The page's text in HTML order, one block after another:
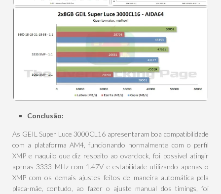
Conclusão:
As GEIL Super Luce 3000CL16 apresentaram boa compatibilidade
com a plataforma AM4, funcionando normalmente com o perfil
XMP e naquilo que diz respeito ao overclock, foi possível atingir
apenas 3333 MHz com 1.47V e estabilidade utilizando apenas o
XMP com os demais ajustes feitos de maneira automática pela
placa-mãe, contudo, ao fazer o ajuste manual dos timings, foi